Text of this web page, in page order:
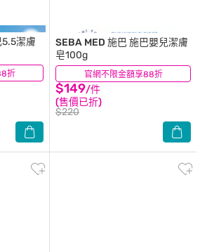
折
潔膚
官網不限金額享88折
SEBA MED 施巴施巴嬰兒潔膚
皂100g
$149/件
(售價已折)
$220
(4)